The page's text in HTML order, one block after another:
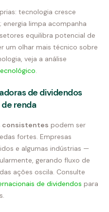
tecnologia cresce
energia limpa acompanha
equilibra potencial de
um olhar mais técnico sobre
veja a análise
.
de dividendos
renda
consistentes podem ser
fortes. Empresas
e algumas indústrias —
gerando fluxo de
ações oscila. Consulte
de dividendos para